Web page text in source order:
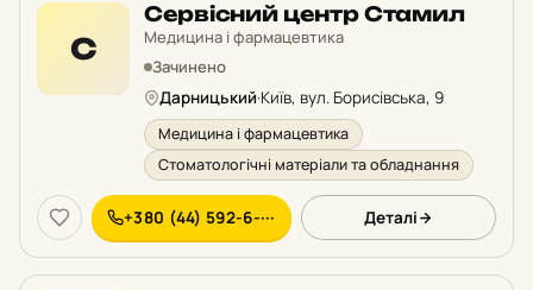
С
Сервісний центр Стамил
Медицина і фармацевтика
Зачинено
Дарницький·Київ, вул. Борисівська, 9
Медицина і фармацевтика
Стоматологічні матеріали та обладнання
+380 (44) 592-6-··· Деталі